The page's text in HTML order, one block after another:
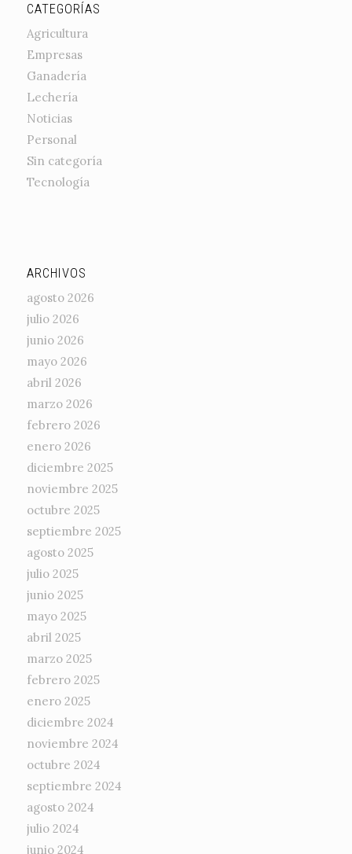
CATEGORÍAS
Agricultura
Empresas
Ganadería
Lechería
Noticias
Personal
Sin categoría
Tecnología
ARCHIVOS
agosto 2026
julio 2026
junio 2026
mayo 2026
abril 2026
marzo 2026
febrero 2026
enero 2026
diciembre 2025
noviembre 2025
octubre 2025
septiembre 2025
agosto 2025
julio 2025
junio 2025
mayo 2025
abril 2025
marzo 2025
febrero 2025
enero 2025
diciembre 2024
noviembre 2024
octubre 2024
septiembre 2024
agosto 2024
julio 2024
junio 2024